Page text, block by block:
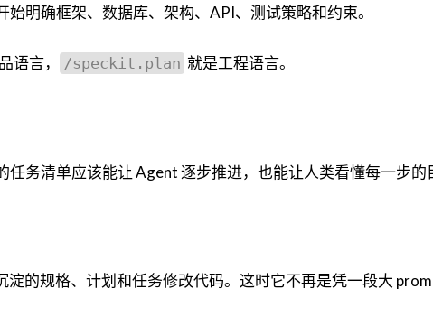
明确框架、数据库、架构、API、测试策略和约束。
语言， /speckit.plan 就是工程语言。
务清单应该能让 Agent 逐步推进，也能让人类看懂每一步的
的规格、计划和任务修改代码。这时它不再是凭一段大